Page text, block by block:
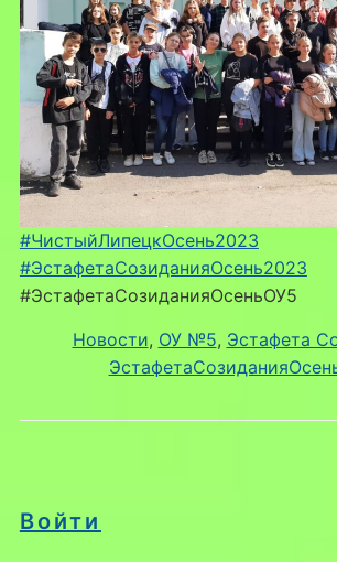
Войти
#ЧистыйЛипецкОсень2023
#ЭстафетаСозиданияОсень2023
#ЭстафетаСозиданияОсеньОУ5
Новости, ОУ №5, Эстафета